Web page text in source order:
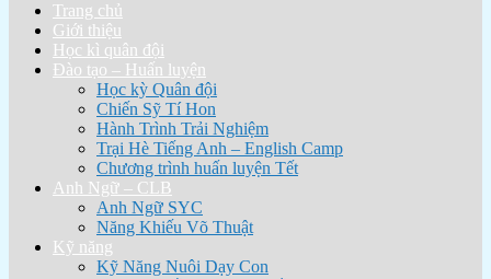
Trang chủ
Giới thiệu
Học kì quân đội
Đào tạo – Huấn luyện
Học kỳ Quân đội
Chiến Sỹ Tí Hon
Hành Trình Trải Nghiệm
Trại Hè Tiếng Anh – English Camp
Chương trình huấn luyện Tết
Anh Ngữ – CLB
Anh Ngữ SYC
Năng Khiếu Võ Thuật
Kỹ năng
Kỹ Năng Nuôi Dạy Con